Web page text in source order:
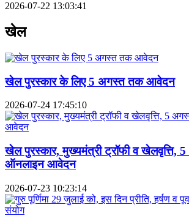
2026-07-22 13:03:41
खेल
खेल पुरस्कार के लिए 5 अगस्त तक आवेदन
2026-07-24 17:45:10
खेल पुरस्कार, मुख्यमंत्री ट्रॉफी व
ऑनलाइन आवेदन
2026-07-23 10:23:14